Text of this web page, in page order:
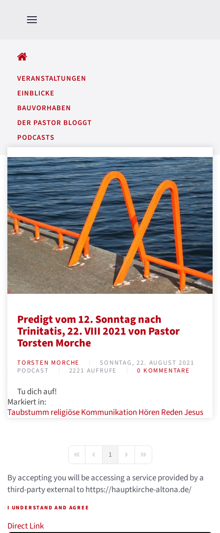
VERANSTALTUNGEN
EINBLICKE
BAUVORHABEN
DER PASTOR BLOGGT
PODCASTS
Predigt vom 12. Sonntag nach
Trinitatis, 22. VIII 2021 von Pastor
Torsten Morche
TORSTEN MORCHE
SONNTAG, 22. AUGUST 2021
PODCAST
2221 AUFRUFE 0 KOMMENTARE
Tu dich auf!
Markiert in:
Taubstumm religiöse Kommunikation Hören RedenJesus
First PagePrevious Page
1 Next PageLast Page
By accepting you will be accessing a service provided by a
third-party external to https://hauptkirche-altona.de/
I UNDERSTAND AND AGREE
Direct Link